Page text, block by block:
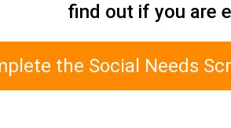
find out if you are
the Social Needs